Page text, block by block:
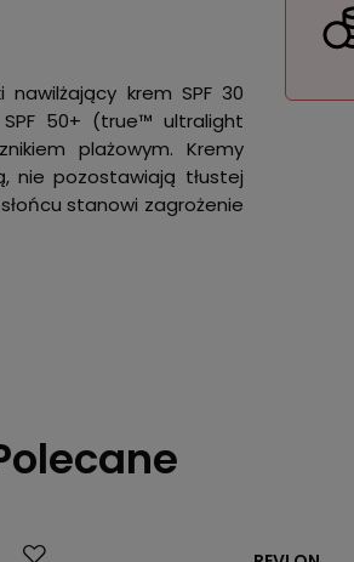
krem SPF 30
50+ (true™ ultralight
plażowym. Kremy
nie pozostawiają tłustej
stanowi zagrożenie